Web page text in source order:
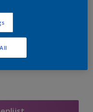
dit product online
gaten, we werken
vullen.